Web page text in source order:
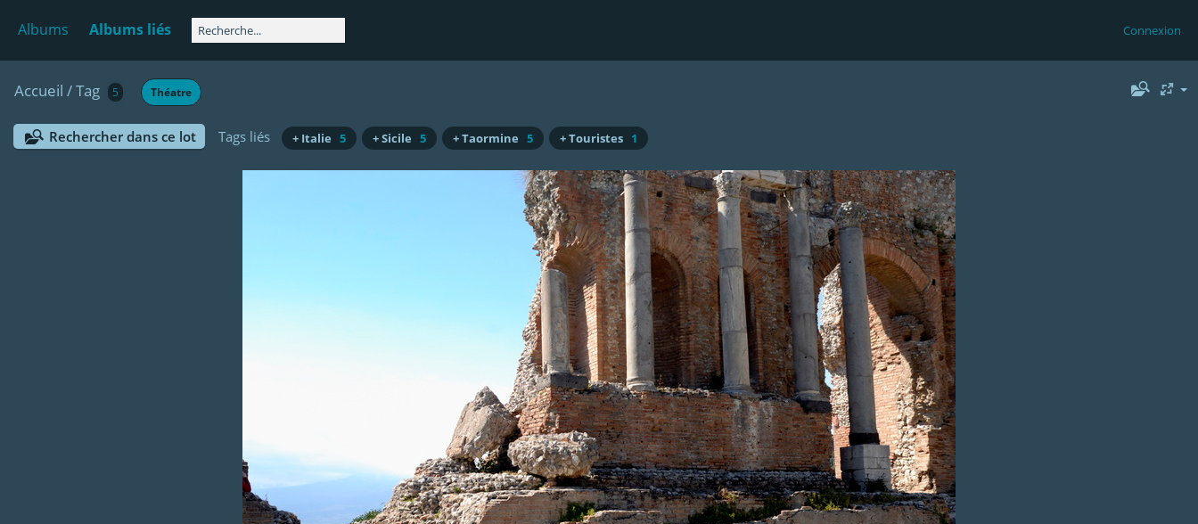
Albums Albums liés Connexion
Accueil /Tag 5 Théatre
Rechercher dans ce lot Tags liés + Italie 5 + Sicile 5 + Taormine 5 + Touristes 1